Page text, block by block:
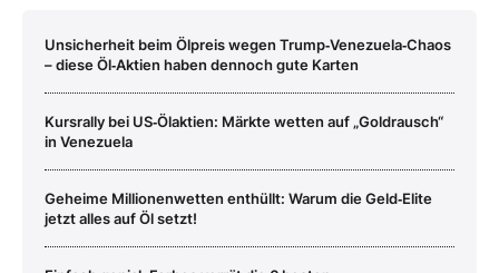
Unsicherheit beim Ölpreis wegen Trump‑Venezuela‑Chaos
– diese Öl‑Aktien haben dennoch gute Karten
Kursrally bei US‑Ölaktien: Märkte wetten auf „Goldrausch“
in Venezuela
Geheime Millionenwetten enthüllt: Warum die Geld‑Elite
jetzt alles auf Öl setzt!